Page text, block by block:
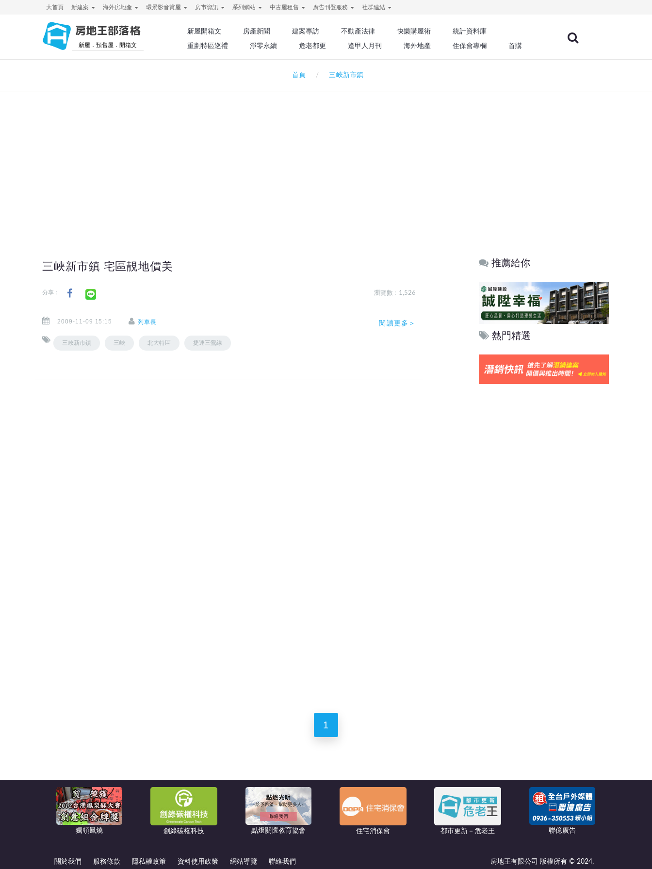
大首頁 新建案 海外房地產 環景影音賞屋 房市資訊 系列網站 中古屋租售 廣告刊登服務 社群連結
房地王部落格
新屋．預售屋．開箱文
新屋開箱文 房產新聞 建案專訪 不動產法律 快樂購屋術
統計資料庫
重劃特區巡禮
淨零永續 危老都更 逢甲人月刊 海外地產 住保會專欄 首購
首頁 三峽新市鎮
三峽新市鎮 宅區靚地價美
分享： 瀏覽數 : 1,526
2009-11-09 15:15 列車長
三峽新市鎮 三峽 北大特區 捷運三鶯線
閱讀更多＞
推薦給你
熱門精選
1
獨領鳳燒 創綠碳權科技 點燈關懷教育協會 住宅消保會 都市更新－危老王 聯億廣告
關於我們 服務條款 隱私權政策 資料使用政策 網站導覽 聯絡我們 房地王有限公司 版權所有 © 2024,